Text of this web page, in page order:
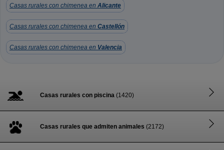
Casas rurales con chimenea en Alicante
Casas rurales con chimenea en Castellón
Casas rurales con chimenea en Valencia
Casas rurales con piscina (1420)
Casas rurales que admiten animales (2172)